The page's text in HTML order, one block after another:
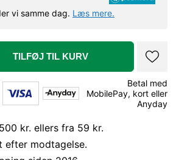
vi samme dag. Læs mere.
TILFØJ TIL KURV
Betal med
MobilePay, kort eller
Anyday
kr. ellers fra 59 kr.
efter modtagelse.